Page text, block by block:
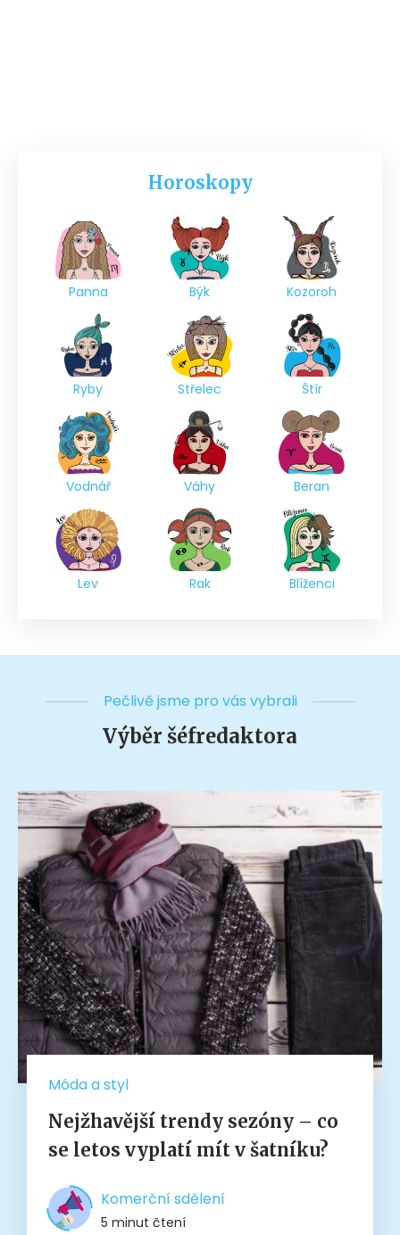
Horoskopy
Panna Býk Kozoroh
Ryby Střelec Štír
Vodnář Váhy Beran
Lev Rak Blíženci
Pečlivě jsme pro vás vybrali
Výběr šéfredaktora
Móda a styl
Nejžhavější trendy sezóny – co
se letos vyplatí mít v šatníku?
Komerční sdělení
5 minut čtení